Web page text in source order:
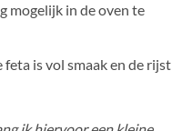
mogelijk in de oven te
is vol smaak en de rijst